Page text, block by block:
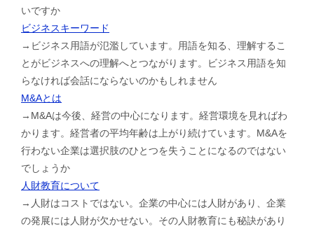
いですか
ビジネスキーワード
→ビジネス用語が氾濫しています。用語を知る、理解するこ
とがビジネスへの理解へとつながります。ビジネス用語を知
らなければ会話にならないのかもしれません
M&Aとは
→M&Aは今後、経営の中心になります。経営環境を見ればわ
かります。経営者の平均年齢は上がり続けています。M&Aを
行わない企業は選択肢のひとつを失うことになるのではない
でしょうか
人財教育について
→人財はコストではない。企業の中心には人財があり、企業
の発展には人財が欠かせない。その人財教育にも秘訣があり